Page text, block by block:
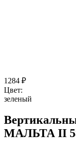
1284 ₽
Цвет:
зеленый
МАЛЬТА II